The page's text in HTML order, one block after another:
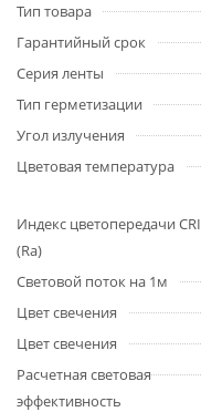
Тип товара
Гарантийный срок
Серия ленты
Тип герметизации
Угол излучения
Цветовая температура
Индекс цветопередачи CRI
(Ra)
Световой поток на 1м
Цвет свечения
Цвет свечения
Расчетная световая
эффективность